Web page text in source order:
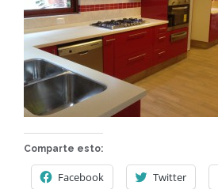
Comparte esto:
Facebook Twitter